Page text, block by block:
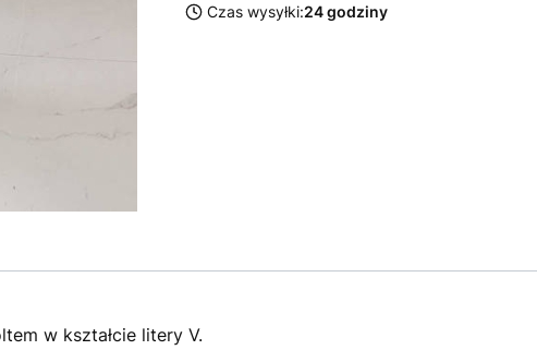
Czas wysyłki:24 godziny
w kształcie litery V.